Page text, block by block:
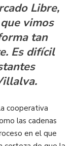
Libre,
vimos
tan
Es difícil
cooperativa
las cadenas
en el que